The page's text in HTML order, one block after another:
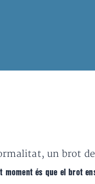
un brot
moment és que el brot